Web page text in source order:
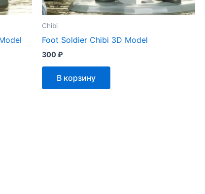
Chibi
Foot Soldier Chibi 3D Model
300₽
В корзину